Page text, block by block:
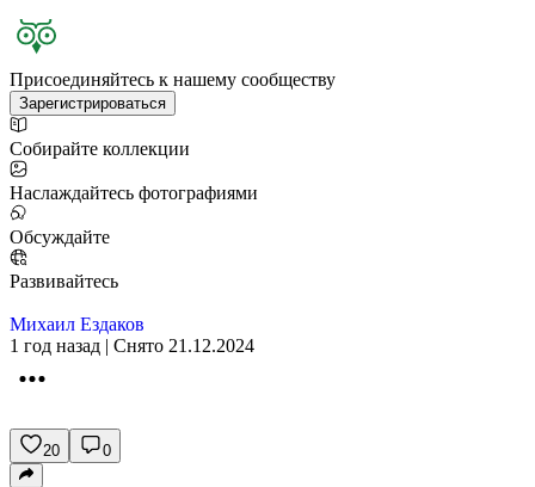
Присоединяйтесь к нашему сообществу
Зарегистрироваться
Собирайте коллекции
Наслаждайтесь фотографиями
Обсуждайте
Развивайтесь
Михаил Ездаков
1 год назад | Снято 21.12.2024
20 0